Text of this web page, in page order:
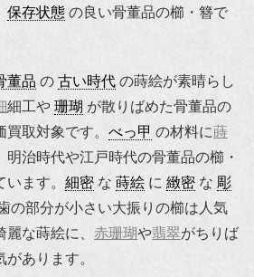
保存状態 の良い骨董品の櫛・簪で
董品 の 古い時代 の蒔絵が素晴らし
細工や 珊瑚 が散りばめた骨董品の
取対象です。 べっ甲 の材料に蒔
明治時代や江戸時代の骨董品の櫛・
ます。 細密 な 蒔絵 に 緻密 な 彫
の部分が小さい大振りの櫛は人気
な蒔絵に、 赤珊瑚や翡翠がちりば
あります。